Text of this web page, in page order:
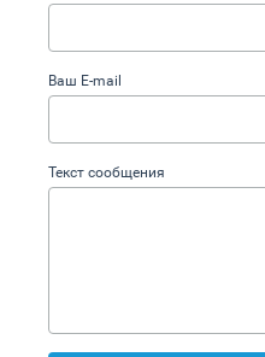
Ваш E-mail
Текст сообщения